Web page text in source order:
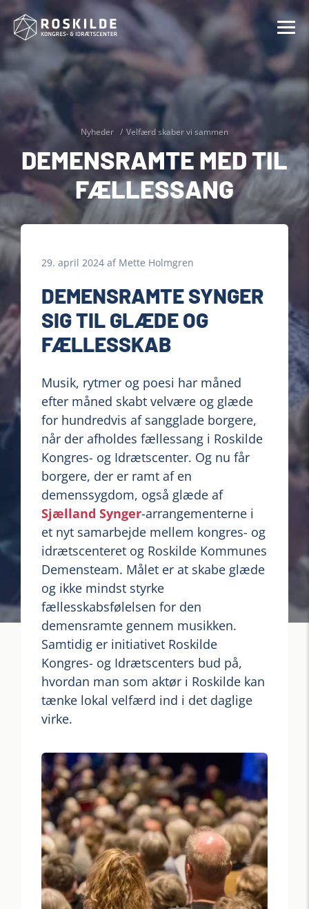
Nyheder Velfærd skaber vi sammen
DEMENSRAMTE MED TIL
FÆLLESSANG
29. april 2024 af Mette Holmgren
DEMENSRAMTE SYNGER
SIG TIL GLÆDE OG
FÆLLESSKAB
Musik, rytmer og poesi har måned
efter måned skabt velvære og glæde
for hundredvis af sangglade borgere,
når der afholdes fællessang i Roskilde
Kongres- og Idrætscenter. Og nu får
borgere, der er ramt af en
demenssygdom, også glæde af
Sjælland Synger-arrangementerne i
et nyt samarbejde mellem kongres- og
idrætscenteret og Roskilde Kommunes
Demensteam. Målet er at skabe glæde
og ikke mindst styrke
fællesskabsfølelsen for den
demensramte gennem musikken.
Samtidig er initiativet Roskilde
Kongres- og Idrætscenters bud på,
hvordan man som aktør i Roskilde kan
tænke lokal velfærd ind i det daglige
virke.